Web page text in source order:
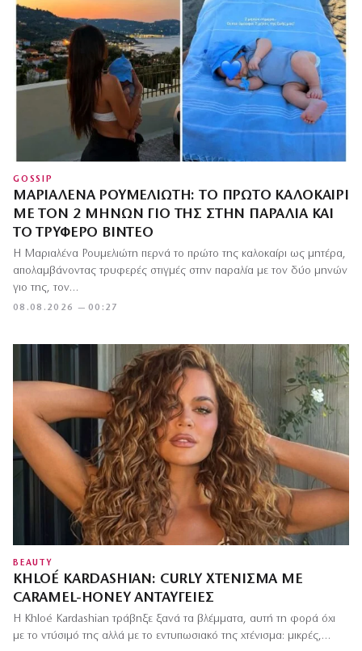
GOSSIP
ΜΑΡΙΑΛΈΝΑ ΡΟΥΜΕΛΙΏΤΗ: ΤΟ ΠΡΏΤΟ ΚΑΛΟΚΑΊΡΙ
ΜΕ ΤΟΝ 2 ΜΗΝΏΝ ΓΙΟ ΤΗΣ ΣΤΗΝ ΠΑΡΑΛΊΑ ΚΑΙ
ΤΟ ΤΡΥΦΕΡΌ ΒΊΝΤΕΟ
08.08.2026 — 00:27
Η Μαριαλένα Ρουμελιώτη περνά το πρώτο της καλοκαίρι ως μητέρα,
απολαμβάνοντας τρυφερές στιγμές στην παραλία με τον δύο μηνών
γιο της, τον…
BEAUTY
KHLOÉ KARDASHIAN: CURLY ΧΤΈΝΙΣΜΑ ΜΕ
CARAMEL-HONEY ΑΝΤΑΎΓΕΙΕΣ
Η Khloé Kardashian τράβηξε ξανά τα βλέμματα, αυτή τη φορά όχι
με το ντύσιμό της αλλά με το εντυπωσιακό της χτένισμα: μικρές,…